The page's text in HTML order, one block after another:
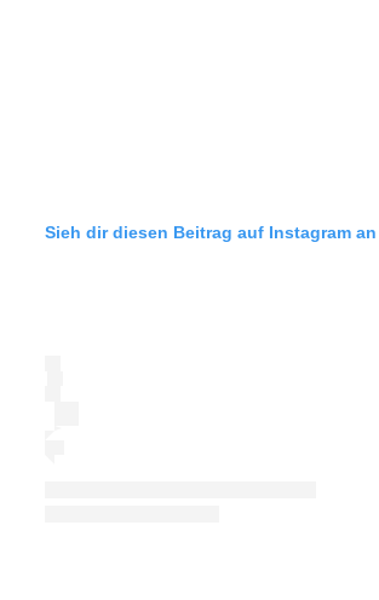
Sieh dir diesen Beitrag auf Instagram an